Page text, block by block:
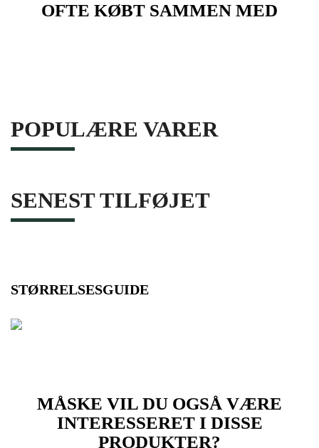
OFTE KØBT SAMMEN MED
POPULÆRE VARER
SENEST TILFØJET
STØRRELSESGUIDE
MÅSKE VIL DU OGSÅ VÆRE
INTERESSERET I DISSE
PRODUKTER?